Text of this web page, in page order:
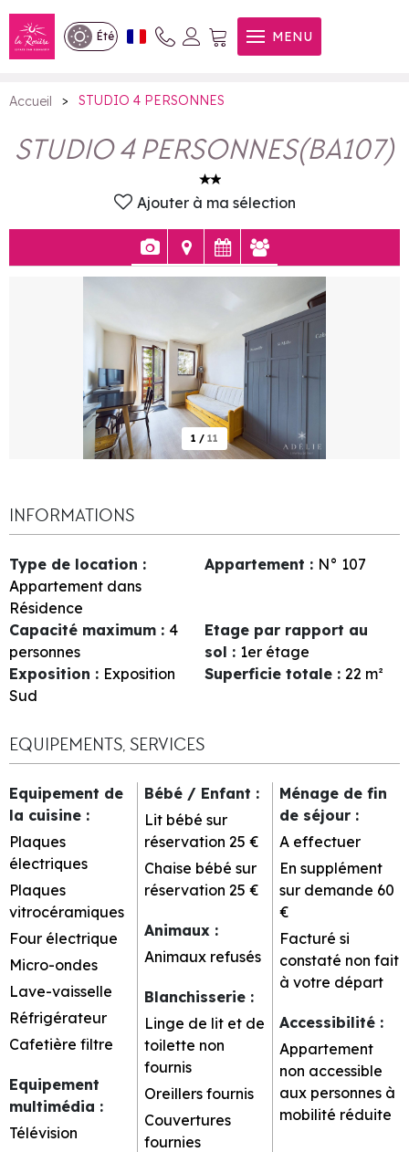
Été MENU
STUDIO 4 PERSONNES
Accueil > STUDIO 4 PERSONNES
STUDIO 4 PERSONNES(BA107)
Ajouter à ma sélection
1 / 11
INFORMATIONS
Type de location :
Appartement dans
Résidence
Appartement : N° 107
Capacité maximum : 4
personnes
Etage par rapport au
sol : 1er étage
Exposition : Exposition
Sud
Superficie totale : 22 m²
EQUIPEMENTS, SERVICES
Equipement de
la cuisine :
Plaques
électriques
Plaques
vitrocéramiques
Four électrique
Micro-ondes
Lave-vaisselle
Réfrigérateur
Cafetière filtre
Equipement
multimédia :
Télévision
Bébé / Enfant :
Lit bébé sur
réservation 25 €
Chaise bébé sur
réservation 25 €
Animaux :
Animaux refusés
Blanchisserie :
Linge de lit et de
toilette non
fournis
Oreillers fournis
Couvertures
fournies
Ménage de fin
de séjour :
A effectuer
En supplément
sur demande 60
€
Facturé si
constaté non fait
à votre départ
Accessibilité :
Appartement
non accessible
aux personnes à
mobilité réduite